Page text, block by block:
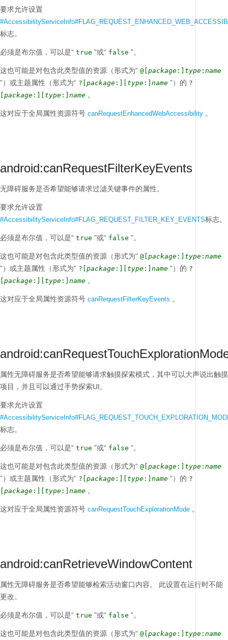
要求允许设置
标志。
必须是布尔值，可以是“ true ”或“ false ”。
这也可能是对包含此类型值的资源（形式为“ @[ package :] type : name
”）或主题属性（形式为“ ?[ package :][ type :] name ”）的 ?
package :][ type :] name 。
这对应于全局属性资源符号 canRequestEnhancedWebAccessibility 。
android:canRequestFilterKeyEvents
无障碍服务是否希望能够请求过滤关键事件的属性。
要求允许设置
#AccessibilityServiceInfo#FLAG_REQUEST_FILTER_KEY_EVENTS标志。
必须是布尔值，可以是“ true ”或“ false ”。
这也可能是对包含此类型值的资源（形式为“ @[ package :] type : name
”）或主题属性（形式为“ ?[ package :][ type :] name ”）的 ?
package :][ type :] name 。
这对应于全局属性资源符号 canRequestFilterKeyEvents 。
属性无障碍服务是否希望能够请求触摸探索模式，其中可以大声说出触摸
项目，并且可以通过手势探索UI。
要求允许设置
标志。
必须是布尔值，可以是“ true ”或“ false ”。
这也可能是对包含此类型值的资源（形式为“ @[ package :] type : name
”）或主题属性（形式为“ ?[ package :][ type :] name ”）的 ?
package :][ type :] name 。
这对应于全局属性资源符号 canRequestTouchExplorationMode 。
android:canRetrieveWindowContent
属性无障碍服务是否希望能够检索活动窗口内容。
此设置在运行时不能
更改。
必须是布尔值，可以是“ true ”或“ false ”。
这也可能是对包含此类型值的资源（形式为“ @[ package :] type : name